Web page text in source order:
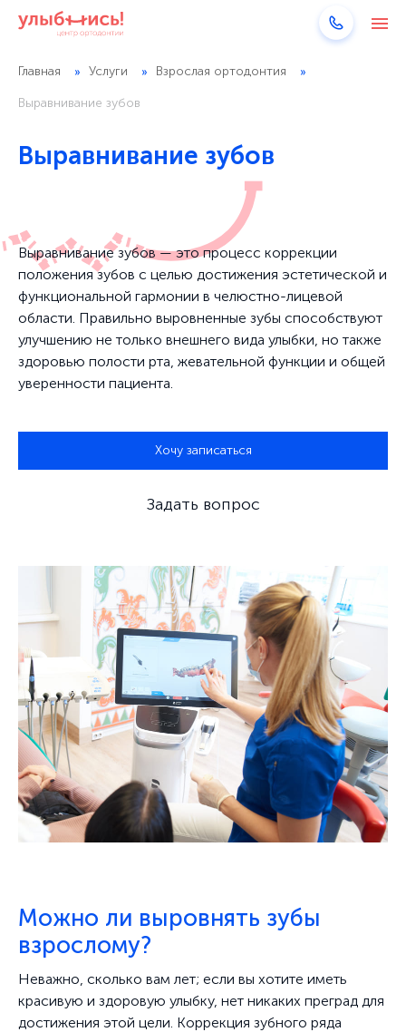
Главная Услуги Взрослая ортодонтия
Выравнивание зубов
Выравнивание зубов
Выравнивание зубов — это процесс коррекции
положения зубов с целью достижения эстетической и
функциональной гармонии в челюстно-лицевой
области. Правильно выровненные зубы способствуют
улучшению не только внешнего вида улыбки, но также
здоровью полости рта, жевательной функции и общей
уверенности пациента.
Хочу записаться
Задать вопрос
Можно ли выровнять зубы
взрослому?
Неважно, сколько вам лет; если вы хотите иметь
красивую и здоровую улыбку, нет никаких преград для
достижения этой цели. Коррекция зубного ряда